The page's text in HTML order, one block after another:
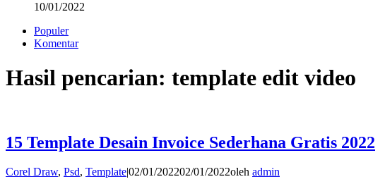
10/01/2022
Populer
Komentar
Hasil pencarian: template edit video
15 Template Desain Invoice Sederhana Gratis 2022
Corel Draw, Psd, Template02/01/202202/01/2022oleh admin